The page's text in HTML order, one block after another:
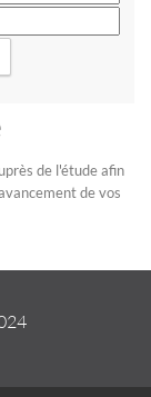
de l'étude afin
de vos